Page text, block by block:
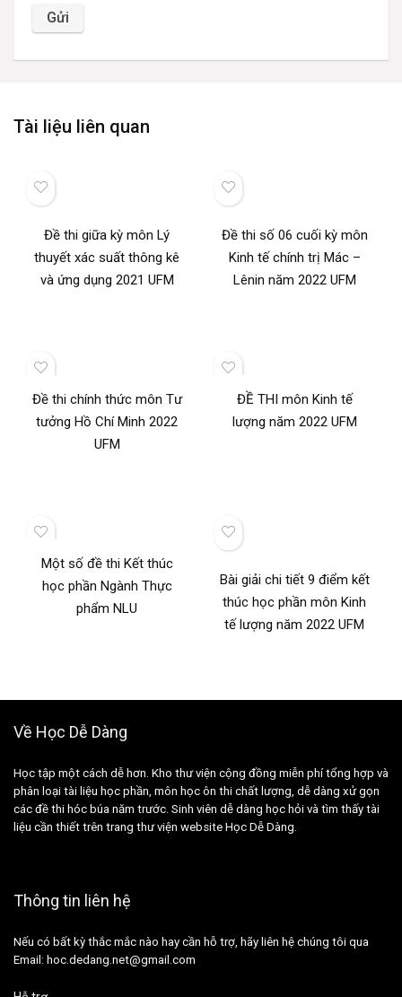
Tài liệu liên quan
Đề thi giữa kỳ môn Lý
thuyết xác suất thông kê
và ứng dụng 2021 UFM
Đề thi số 06 cuối kỳ môn
Kinh tế chính trị Mác –
Lênin năm 2022 UFM
Đề thi chính thức môn Tư
tưởng Hồ Chí Minh 2022
UFM
ĐỀ THI môn Kinh tế
lượng năm 2022 UFM
Một số đề thi Kết thúc
học phần Ngành Thực
phẩm NLU
Bài giải chi tiết 9 điểm kết
thúc học phần môn Kinh
tế lượng năm 2022 UFM
Về Học Dễ Dàng
Học tập một cách dễ hơn. Kho thư viện cộng đồng miễn phí tổng hợp và
phân loại tài liệu học phần, môn học ôn thi chất lượng, dễ dàng xử gọn
các đề thi hóc búa năm trước. Sinh viên dễ dàng học hỏi và tìm thấy tài
liệu cần thiết trên trang thư viện website Học Dễ Dàng.
Thông tin liên hệ
Nếu có bất kỳ thắc mắc nào hay cần hỗ trợ, hãy liên hệ chúng tôi qua
Email: hoc.dedang.net@gmail.com